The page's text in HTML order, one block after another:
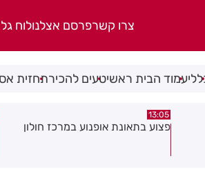
צרו קשרפרסם אצלנולוח
עמוד הבית ראשיטעים להכירתחזית
חולון גופה נפלטה אל חוף בת ים